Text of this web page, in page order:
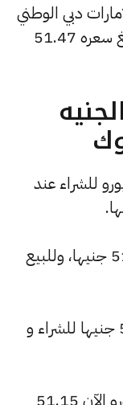
دبي الوطني
حيث ارتفع اليورو بقيمة 27 قرشًا ليبلغ سعره 51.47
للشراء عند
بنك مصر: سعر اليورو للشراء هو 51.14 جنيها، وللبيع
كريدي أجريكول: اليورو يسجل 51.16 جنيها للشراء و